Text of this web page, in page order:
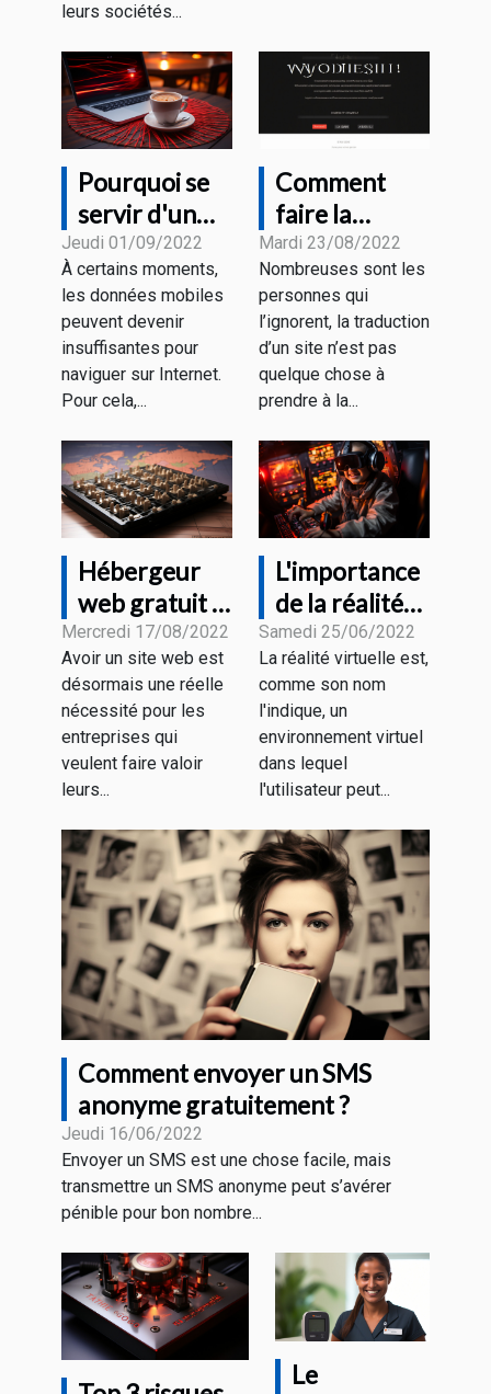
leurs sociétés...
Pourquoi se
servir d'un
VPN sur un
Wi-Fi public ?
Jeudi 01/09/2022
À certains moments,
les données mobiles
peuvent devenir
insuffisantes pour
naviguer sur Internet.
Pour cela,...
Comment
faire la
traduction de
son site
internet ?
Mardi 23/08/2022
Nombreuses sont les
personnes qui
l’ignorent, la traduction
d’un site n’est pas
quelque chose à
prendre à la...
Hébergeur
web gratuit :
quelques
critères pour
faire un bon
choix
Mercredi 17/08/2022
Avoir un site web est
désormais une réelle
nécessité pour les
entreprises qui
veulent faire valoir
leurs...
L'importance
de la réalité
virtuelle
Samedi 25/06/2022
La réalité virtuelle est,
comme son nom
l'indique, un
environnement virtuel
dans lequel
l'utilisateur peut...
Comment envoyer un SMS
anonyme gratuitement ?
Jeudi 16/06/2022
Envoyer un SMS est une chose facile, mais
transmettre un SMS anonyme peut s’avérer
pénible pour bon nombre...
Le